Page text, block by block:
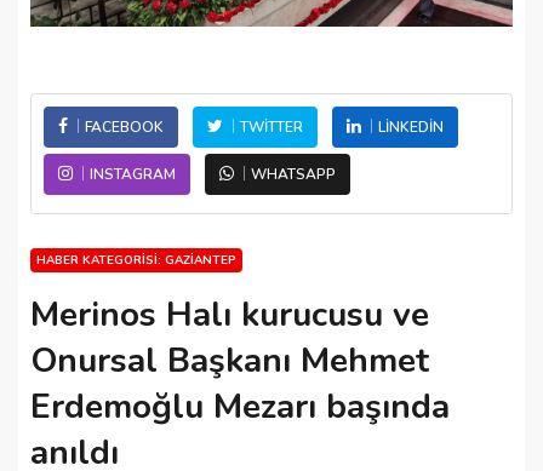
FACEBOOK TWITTER LINKEDIN
INSTAGRAM WHATSAPP
HABER KATEGORISI: GAZIANTEP
Merinos Halı kurucusu ve
Onursal Başkanı Mehmet
Erdemoğlu Mezarı başında
anıldı